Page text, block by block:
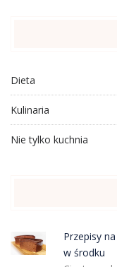
Dieta
Kulinaria
Nie tylko kuchnia
Przepisy
w środku